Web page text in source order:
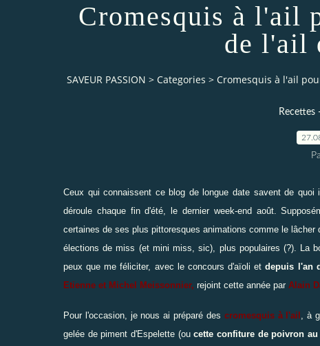
Cromesquis à l'ail
de l'ail
SAVEUR PASSION > Categories > Cromesquis à l'ail
Recettes
Ceux qui connaissent ce blog de longue date savent de quoi
déroule chaque fin d'été, le dernier week-end août.
certaines de ses plus pittoresques animations comme le
élections de miss (et mini miss, sic), plus populaires (?). La
peux que me féliciter, avec le concours d'aïoli etdepuis l'an
Etienne et Michel Meissonnier, rejoint cette année par Alain
Pour l'occasion, je nous ai préparé des cromesquis à l'ail
, à
gelée de piment d'Espelette (oucette confiture de poivron